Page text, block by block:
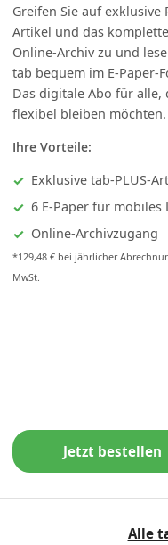
Greifen Sie auf exklusive
Artikel und das komplette
Online-Archiv zu und
tab bequem im E-Paper-
Das digitale Abo für alle,
flexibel bleiben möchten.
Ihre Vorteile:
Exklusive tab-PLUS-
6 E-Paper für mobiles
Online-Archivzugang
*129,48 € bei jährlicher
MwSt.
Jetzt bestellen
Alle